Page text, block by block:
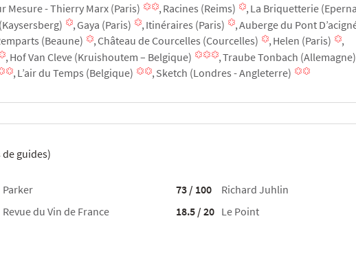
Mesure - Thierry Marx (Paris) Racines (Reims) La Briquetterie
Gaya (Paris) Itinéraires (Paris)
Auberge du Pont
(Beaune) Château de Courcelles (Courcelles)
Helen (Paris)
Hof Van Cleve (Kruishoutem – Belgique)
Traube Tonbach (Allemagne)
L’air du Temps (Belgique) Sketch (Londres - Angleterre)
de guides)
Parker
Revue du Vin de France
73 / 100
Richard Juhlin
18.5 / 20 Le Point